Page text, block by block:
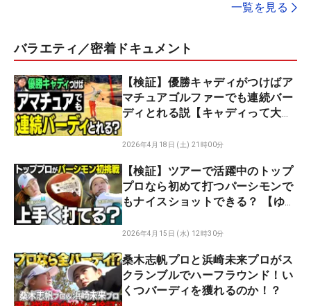
一覧を見る
バラエティ／密着ドキュメント
【検証】優勝キャディがつけばア
マチュアゴルファーでも連続バー
ディとれる説【キャディって大
2026年4月18日 (土) 21時00分
【検証】ツアーで活躍中のトップ
プロなら初めて打つパーシモンで
もナイスショットできる？ 【ゆみ
2026年4月15日 (水) 12時30分
桑木志帆プロと浜崎未来プロがス
クランブルでハーフラウンド！い
くつバーディを獲れるのか！？